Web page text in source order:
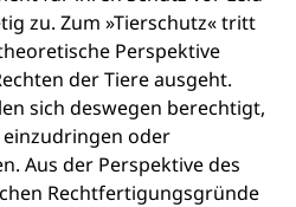
zu. Zum »Tierschutz« tritt
Perspektive
der Tiere ausgeht.
sich deswegen berechtigt,
oder
Aus der Perspektive des
Rechtfertigungsgründe